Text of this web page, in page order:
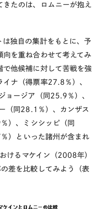
たのは、ロムニーが抱え
は独自の集計をもとに、予
向を重ね合わせて考えてみ
で他候補に対して苦戦を強
イナ（得票率27.8％）、
ョージア（同25.9％）、
（同28.1％）、カンザス
）、ミシシッピ（同
）といった諸州が含まれ
けるマケイン（2008年）
差を比較してみよう（表